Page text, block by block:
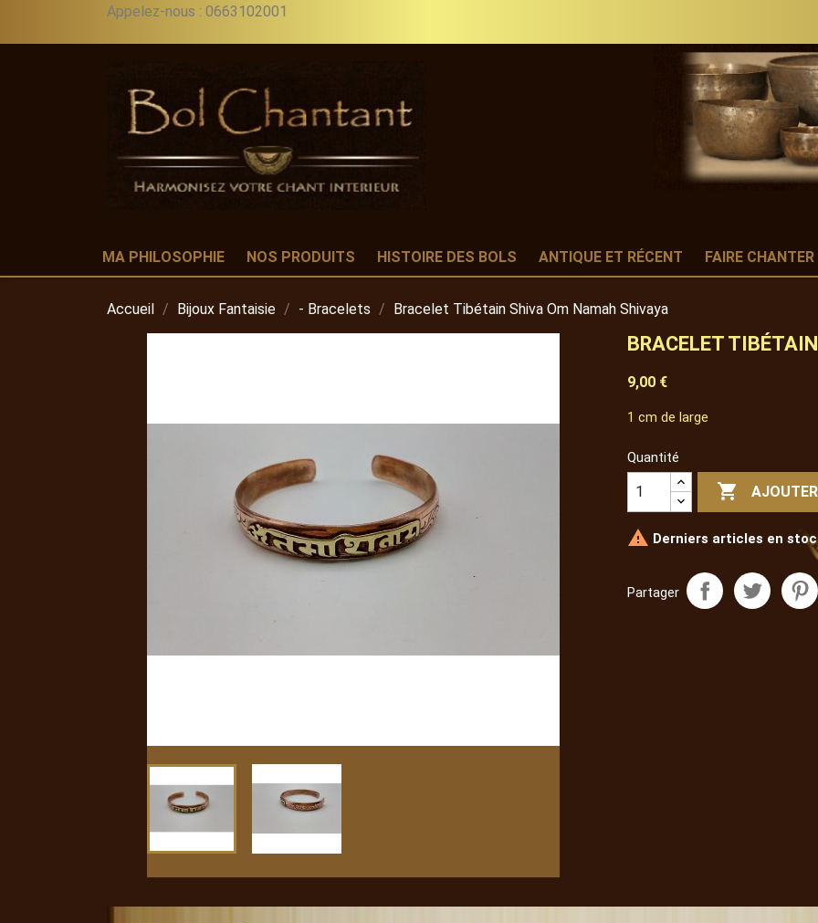
Appelez-nous : 0663102001
MA PHILOSOPHIE NOS PRODUITS HISTOIRE DES BOLS ANTIQUE ET RÉCENT FAIRE
Accueil Bijoux Fantaisie - Bracelets Bracelet Tibétain Shiva Om Namah Shivaya
BRACELET
9,00 €
1 cm de large
Quantité

 Derniers articles en
Partager